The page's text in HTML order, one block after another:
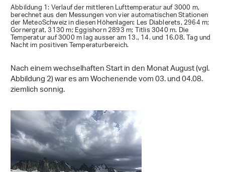
Abbildung 1: Verlauf der mittleren Lufttemperatur auf 3000 m,
berechnet aus den Messungen von vier automatischen Stationen
der MeteoSchweiz in diesen Höhenlagen: Les Diablerets, 2964 m;
Gornergrat, 3130 m; Eggishorn 2893 m; Titlis 3040 m. Die
Temperatur auf 3000 m lag ausser am 13., 14. und 16.08. Tag und
Nacht im positiven Temperaturbereich.
Nach einem wechselhaften Start in den Monat August (vgl.
Abbildung 2) war es am Wochenende vom 03. und 04.08.
ziemlich sonnig.